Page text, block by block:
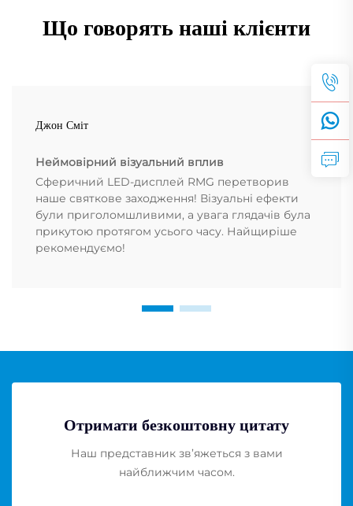
Що говорять наші клієнти
Джон Сміт
Неймовірний візуальний вплив
Сферичний LED-дисплей RMG перетворив
наше святкове заходження! Візуальні ефекти
були приголомшливими, а увага глядачів була
прикутою протягом усього часу. Найщиріше
рекомендуємо!
Отримати безкоштовну цитату
Наш представник зв’яжеться з вами
найближчим часом.